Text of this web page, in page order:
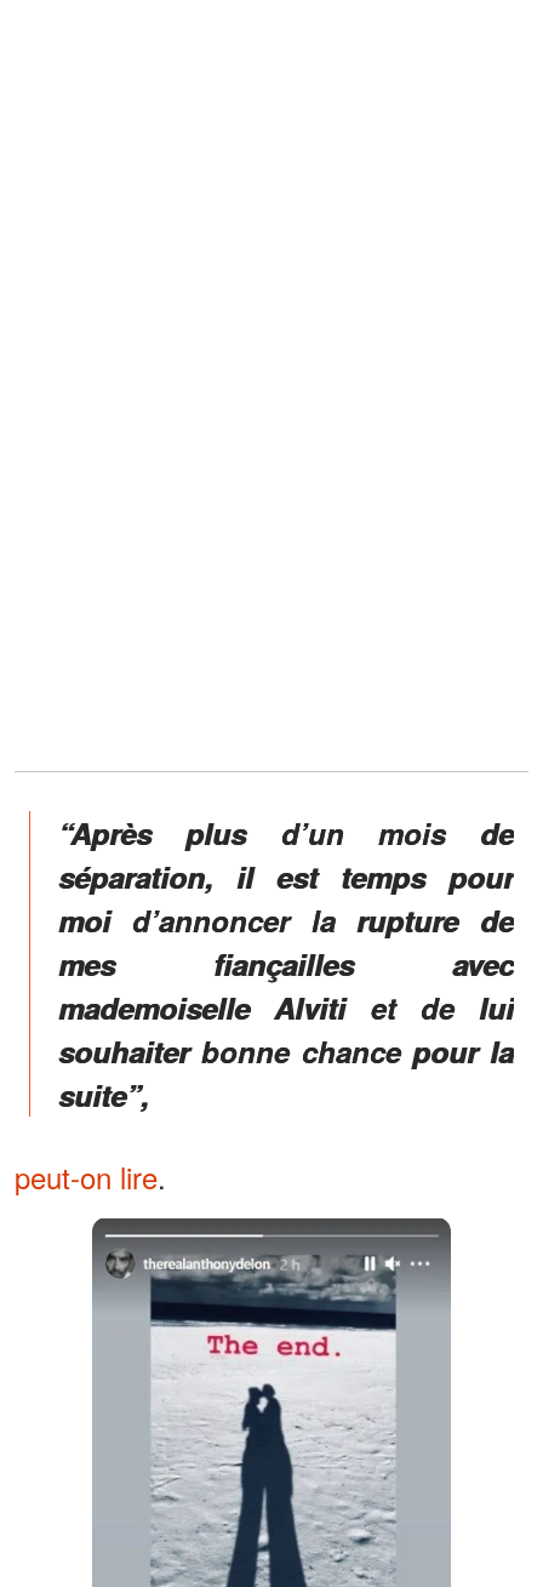
“Après plus d’un mois de
séparation, il est temps pour
moi d’annoncer la rupture de
mes fiançailles avec
mademoiselle Alviti et de lui
souhaiter bonne chance pour la
suite”,
peut-on lire.